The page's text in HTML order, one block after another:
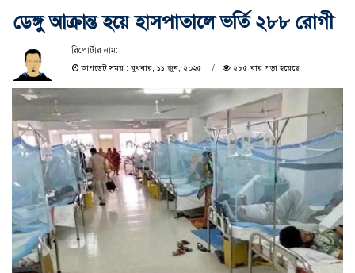
ডেঙ্গু আক্রান্ত হয়ে হাসপাতালে ভর্তি ২৮৮ রোগী
রিপোর্টার নাম:
আপডেট সময় : বুধবার, ১১ জুন, ২০২৫
২৮৫ বার পড়া হয়েছে